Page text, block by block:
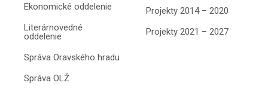
Ekonomické oddelenie
Literárnovedné
oddelenie
Správa Oravského hradu
Správa OLŽ
Projekty 2014 – 2020
Projekty 2021 – 2027